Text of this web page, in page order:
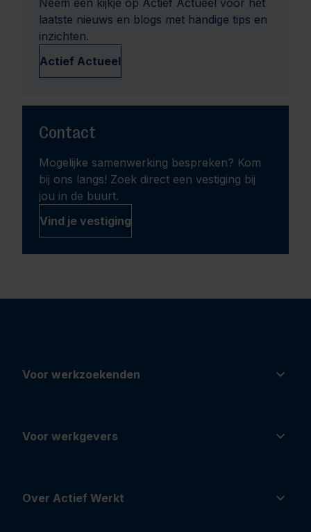
Neem een kijkje op Actief Actueel voor het
laatste nieuws en blogs met handige tips en
inzichten.
Actief Actueel
Contact
Mogelijke samenwerking bespreken? Kom
bij ons langs! Zoek direct een vestiging bij
jou in de buurt.
Vind je vestiging
Voor werkzoekenden
Voor werkgevers
Over Actief Werkt